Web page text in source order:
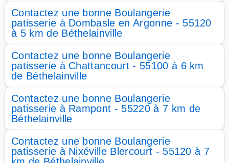
Contactez une bonne Boulangerie
patisserie à Dombasle en Argonne - 55120
à 5 km de Béthelainville
Contactez une bonne Boulangerie
patisserie à Chattancourt - 55100 à 6 km
de Béthelainville
Contactez une bonne Boulangerie
patisserie à Rampont - 55220 à 7 km de
Béthelainville
Contactez une bonne Boulangerie
patisserie à Nixéville Blercourt - 55120 à 7